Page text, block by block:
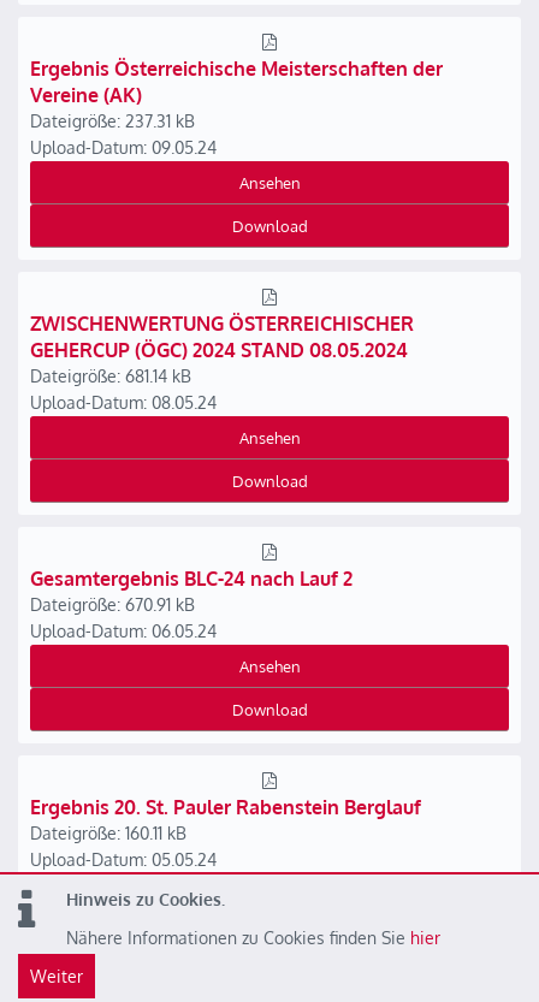
Hinweis zu Cookies.
Nähere Informationen zu Cookies finden Sie hier
Weiter
Ergebnis Österreichische Meisterschaften der
Vereine (AK)
Dateigröße: 237.31 kB
Upload-Datum: 09.05.24
Ansehen
Download
ZWISCHENWERTUNG ÖSTERREICHISCHER
GEHERCUP (ÖGC) 2024 STAND 08.05.2024
Dateigröße: 681.14 kB
Upload-Datum: 08.05.24
Ansehen
Download
Gesamtergebnis BLC-24 nach Lauf 2
Dateigröße: 670.91 kB
Upload-Datum: 06.05.24
Ansehen
Download
Ergebnis 20. St. Pauler Rabenstein Berglauf
Dateigröße: 160.11 kB
Upload-Datum: 05.05.24
Download